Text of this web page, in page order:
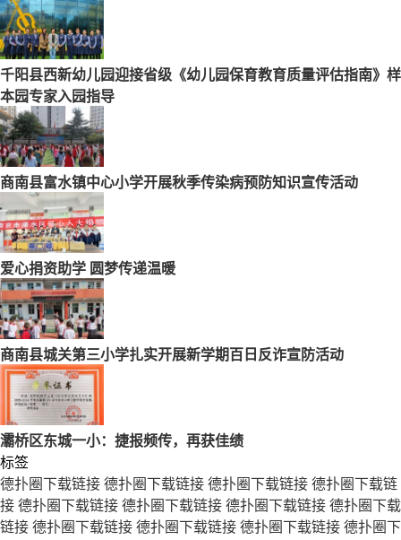
千阳县西新幼儿园迎接省级《幼儿园保育教育质量评估指南》样
本园专家入园指导
商南县富水镇中心小学开展秋季传染病预防知识宣传活动
爱心捐资助学 圆梦传递温暖
商南县城关第三小学扎实开展新学期百日反诈宣防活动
灞桥区东城一小：捷报频传，再获佳绩
标签
德扑圈下载链接 德扑圈下载链接 德扑圈下载链接 德扑圈下载链
接 德扑圈下载链接 德扑圈下载链接 德扑圈下载链接 德扑圈下载
链接 德扑圈下载链接 德扑圈下载链接 德扑圈下载链接 德扑圈下